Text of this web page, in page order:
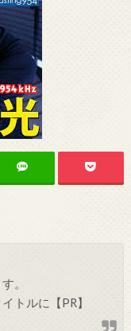
。
トルに【PR】